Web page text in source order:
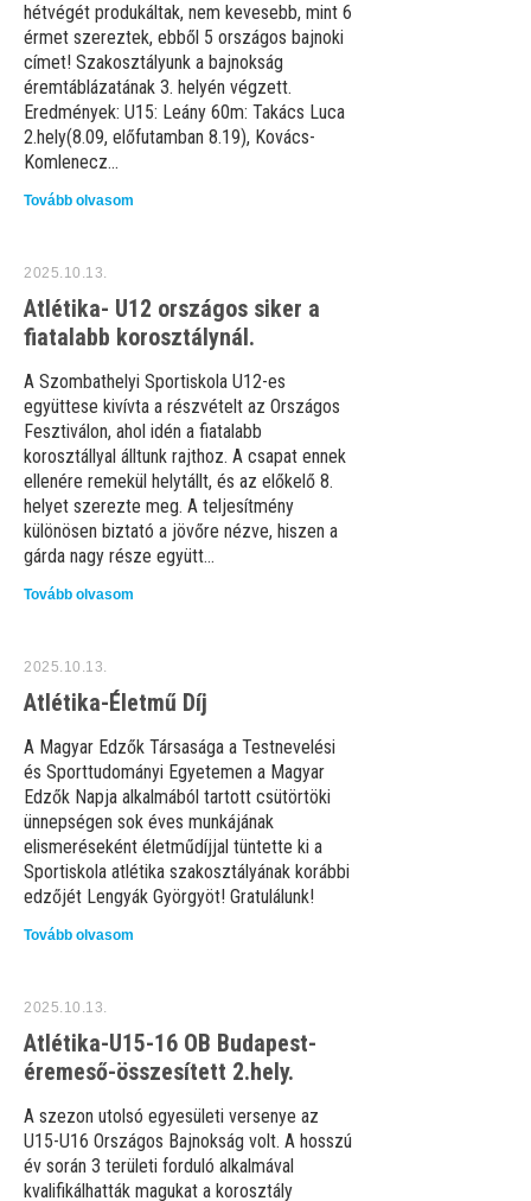
hétvégét produkáltak, nem kevesebb, mint 6
érmet szereztek, ebből 5 országos bajnoki
címet! Szakosztályunk a bajnokság
éremtáblázatának 3. helyén végzett.
Eredmények: U15: Leány 60m: Takács Luca
2.hely(8.09, előfutamban 8.19), Kovács-
Komlenecz...
Tovább olvasom
2025.10.13.
Atlétika- U12 országos siker a
fiatalabb korosztálynál.
A Szombathelyi Sportiskola U12-es
együttese kivívta a részvételt az Országos
Fesztiválon, ahol idén a fiatalabb
korosztállyal álltunk rajthoz. A csapat ennek
ellenére remekül helytállt, és az előkelő 8.
helyet szerezte meg. A teljesítmény
különösen biztató a jövőre nézve, hiszen a
gárda nagy része együtt...
Tovább olvasom
2025.10.13.
Atlétika-Életmű Díj
A Magyar Edzők Társasága a Testnevelési
és Sporttudományi Egyetemen a Magyar
Edzők Napja alkalmából tartott csütörtöki
ünnepségen sok éves munkájának
elismeréseként életműdíjjal tüntette ki a
Sportiskola atlétika szakosztályának korábbi
edzőjét Lengyák Györgyöt! Gratulálunk!
Tovább olvasom
2025.10.13.
Atlétika-U15-16 OB Budapest-
éremeső-összesített 2.hely.
A szezon utolsó egyesületi versenye az
U15-U16 Országos Bajnokság volt. A hosszú
év során 3 területi forduló alkalmával
kvalifikálhatták magukat a korosztály